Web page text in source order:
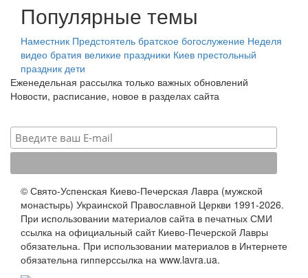
Популярные темы
Наместник Предстоятель братское богослужение Неделя
видео братия великие праздники Киев престольный
праздник дети
Еженедельная рассылка только важных обновлений
Новости, расписание, новое в разделах сайта
© Свято-Успенская Киево-Печерская Лавра (мужской
монастырь) Украинской Православной Церкви 1991-2026.
При использовании материалов сайта в печатных СМИ
ссылка на официальный сайт Киево-Печерской Лавры
обязательна. При использовании материалов в Интернете
обязательна гипперссылка на www.lavra.ua.